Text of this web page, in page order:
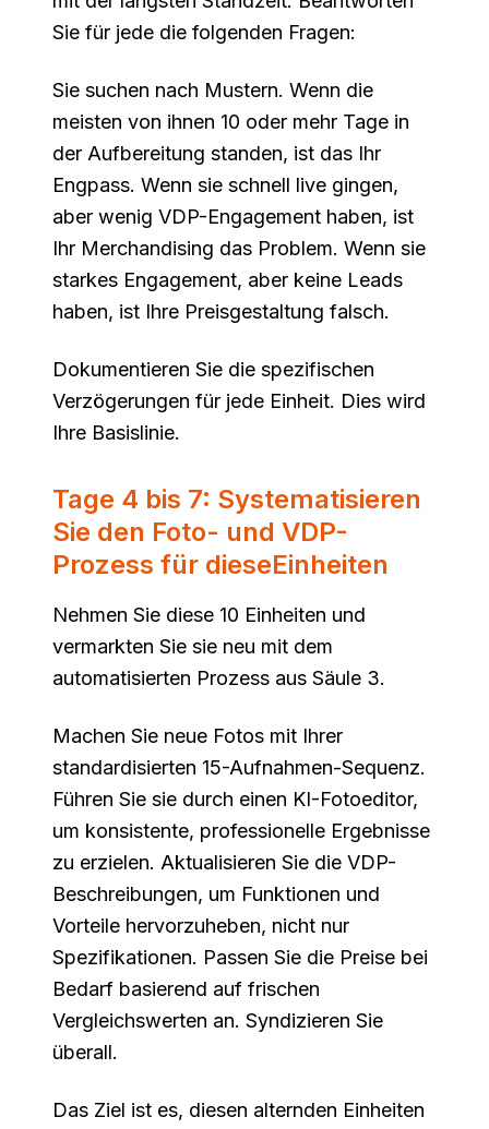
Sie für jede die folgenden Fragen:
Sie suchen nach Mustern. Wenn die
meisten von ihnen 10 oder mehr Tage in
der Aufbereitung standen, ist das Ihr
Engpass. Wenn sie schnell live gingen,
aber wenig VDP-Engagement haben, ist
Ihr Merchandising das Problem. Wenn sie
starkes Engagement, aber keine Leads
haben, ist Ihre Preisgestaltung falsch.
Dokumentieren Sie die spezifischen
Verzögerungen für jede Einheit. Dies wird
Ihre Basislinie.
Tage 4 bis 7: Systematisieren
Sie den Foto- und VDP-
Prozess für dieseEinheiten
Nehmen Sie diese 10 Einheiten und
vermarkten Sie sie neu mit dem
automatisierten Prozess aus Säule 3.
Machen Sie neue Fotos mit Ihrer
standardisierten 15-Aufnahmen-Sequenz.
Führen Sie sie durch einen KI-Fotoeditor,
um konsistente, professionelle Ergebnisse
zu erzielen. Aktualisieren Sie die VDP-
Beschreibungen, um Funktionen und
Vorteile hervorzuheben, nicht nur
Spezifikationen. Passen Sie die Preise bei
Bedarf basierend auf frischen
Vergleichswerten an. Syndizieren Sie
überall.
Das Ziel ist es, diesen alternden Einheiten